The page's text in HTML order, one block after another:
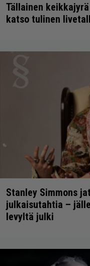
Tällainen
katso tulinen
Stanley Simmons
julkaisutahtia –
levyltä julki